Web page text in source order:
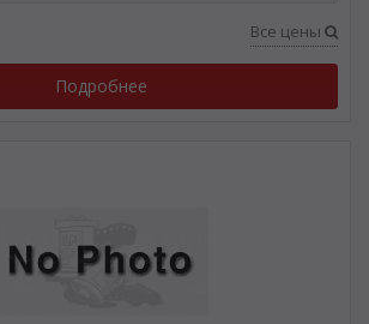
Все цены
Подробнее